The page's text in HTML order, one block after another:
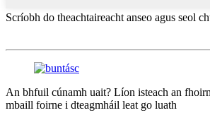
Scríobh do theachtaireacht anseo agus seol
An bhfuil cúnamh uait? Líon isteach an
mbaill foirne i dteagmháil leat go luath